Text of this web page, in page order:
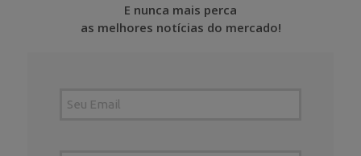
E nunca mais perca
as melhores notícias do mercado!